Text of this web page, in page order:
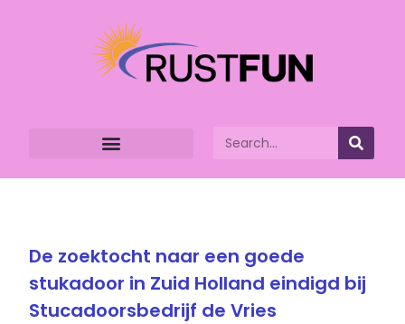
De zoektocht naar een goede
stukadoor in Zuid Holland eindigd bij
Stucadoorsbedrijf de Vries